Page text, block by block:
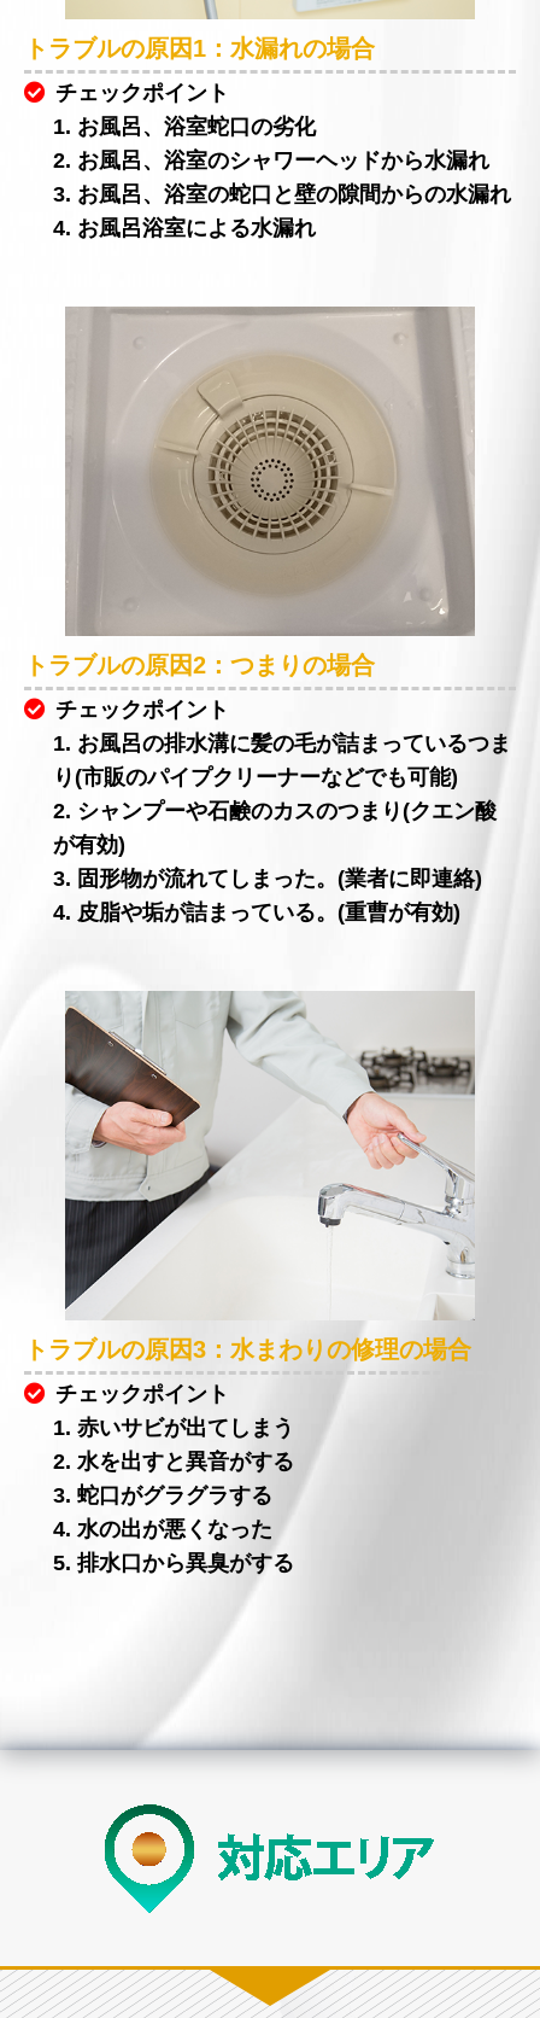
トラブルの原因1：水漏れの場合
チェックポイント
1. お風呂、浴室蛇口の劣化
2. お風呂、浴室のシャワーヘッドから水漏れ
3. お風呂、浴室の蛇口と壁の隙間からの水漏れ
4. お風呂浴室による水漏れ
トラブルの原因2：つまりの場合
チェックポイント
1. お風呂の排水溝に髪の毛が詰まっているつま
り(市販のパイプクリーナーなどでも可能)
2. シャンプーや石鹸のカスのつまり(クエン酸
が有効)
3. 固形物が流れてしまった。(業者に即連絡)
4. 皮脂や垢が詰まっている。(重曹が有効)
トラブルの原因3：水まわりの修理の場合
チェックポイント
1. 赤いサビが出てしまう
2. 水を出すと異音がする
3. 蛇口がグラグラする
4. 水の出が悪くなった
5. 排水口から異臭がする